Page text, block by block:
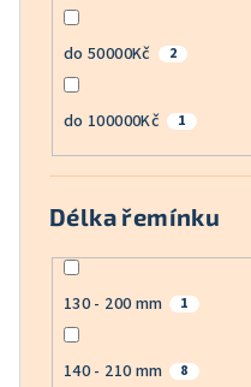
do 50000Kč 2
do 100000Kč 1
Délka řemínku
130 - 200 mm 1
140 - 210 mm 8